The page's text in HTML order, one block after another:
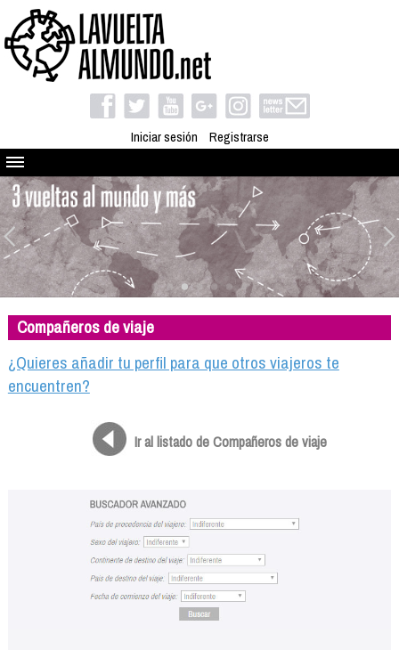
Iniciar sesión Registrarse
Quienes somos
El proyecto
Blog
Viaja con nosotros
Camino solidario
Libros
Compañeros de viaje
Compañeros de viaje
¿Quieres añadir tu perfil para que otros viajeros te
encuentren?
Ir al listado de Compañeros de viaje